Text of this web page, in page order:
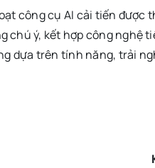
công cụ AI cải tiến được
chú ý, kết hợp công nghệ
dựa trên tính năng, trải